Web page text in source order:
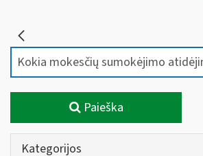
Paieška
Kategorijos